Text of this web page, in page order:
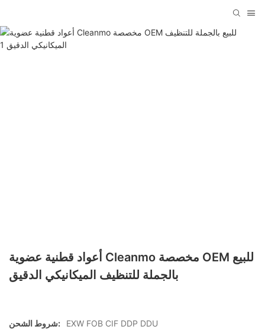
أعواد قطنية عضوية Cleanmo مخصصة OEM للبيع
بالجملة للتنظيف الميكانيكي الدقيق
شروط الشحن:
EXW FOB CIF DDP DDU